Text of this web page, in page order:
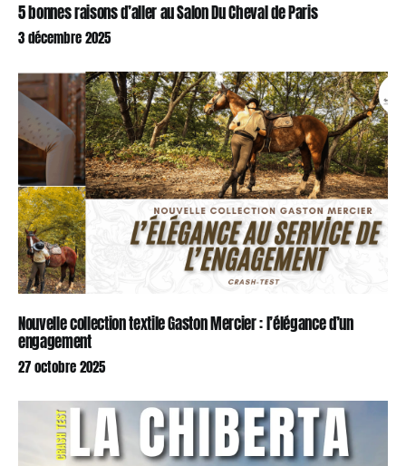
5 bonnes raisons d’aller au Salon Du Cheval de Paris
3 décembre 2025
Nouvelle collection textile Gaston Mercier : l’élégance d’un
engagement
27 octobre 2025